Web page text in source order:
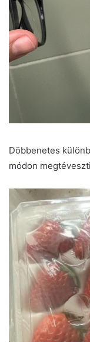
Döbbenetes
módon